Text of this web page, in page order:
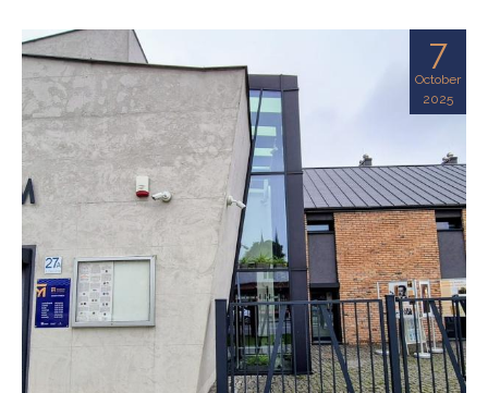
7
October
2025